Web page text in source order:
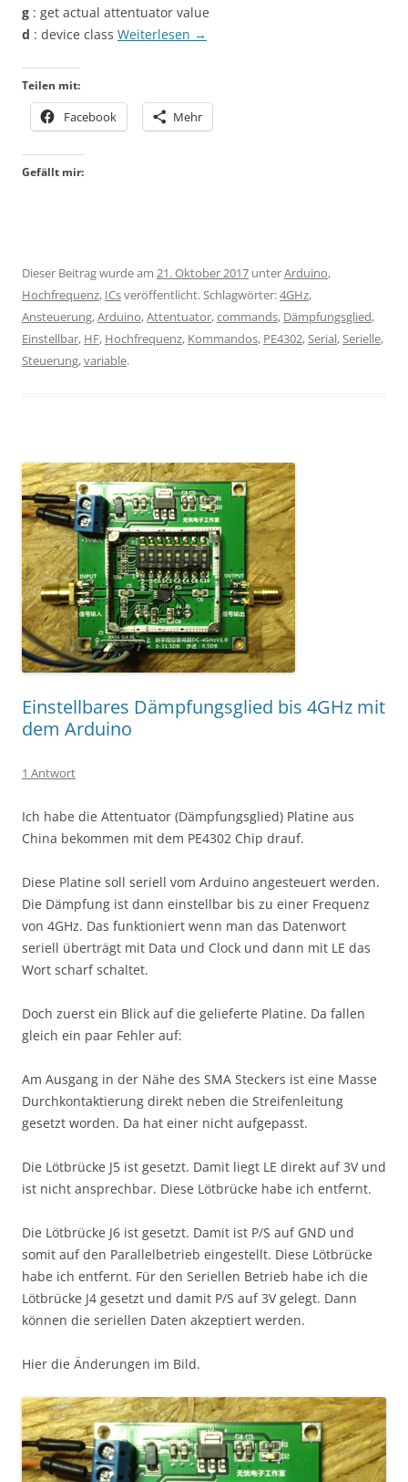
g : get actual attentuator value
d : device class Weiterlesen →
Teilen mit:
Facebook Mehr
Gefällt mir:
Dieser Beitrag wurde am 21. Oktober 2017 unterArduino,
Hochfrequenz, ICsveröffentlicht. Schlagwörter:4GHz,
Ansteuerung,Arduino,Attentuator,commands, Dämpfungsglied,
Einstellbar, HF, Hochfrequenz, Kommandos, PE4302,Serial,Serielle,
Steuerung,variable.
Einstellbares Dämpfungsglied bis 4GHz mit
dem Arduino
1 Antwort
Ich habe die Attentuator (Dämpfungsglied) Platine aus
China bekommen mit dem PE4302 Chip drauf.
Diese Platine soll seriell vom Arduino angesteuert werden.
Die Dämpfung ist dann einstellbar bis zu einer Frequenz
von 4GHz. Das funktioniert wenn man das Datenwort
seriell überträgt mit Data und Clock und dann mit LE das
Wort scharf schaltet.
Doch zuerst ein Blick auf die gelieferte Platine. Da fallen
gleich ein paar Fehler auf:
Am Ausgang in der Nähe des SMA Steckers ist eine Masse
Durchkontaktierung direkt neben die Streifenleitung
gesetzt worden. Da hat einer nicht aufgepasst.
Die Lötbrücke J5 ist gesetzt. Damit liegt LE direkt auf 3V und
ist nicht ansprechbar. Diese Lötbrücke habe ich entfernt.
Die Lötbrücke J6 ist gesetzt. Damit ist P/S auf GND und
somit auf den Parallelbetrieb eingestellt. Diese Lötbrücke
habe ich entfernt. Für den Seriellen Betrieb habe ich die
Lötbrücke J4 gesetzt und damit P/S auf 3V gelegt. Dann
können die seriellen Daten akzeptiert werden.
Hier die Änderungen im Bild.